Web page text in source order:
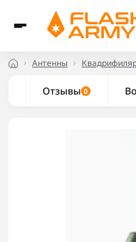
Антенны
Отзывы 0